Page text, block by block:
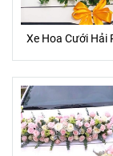
Xe Hoa Cưới Hải